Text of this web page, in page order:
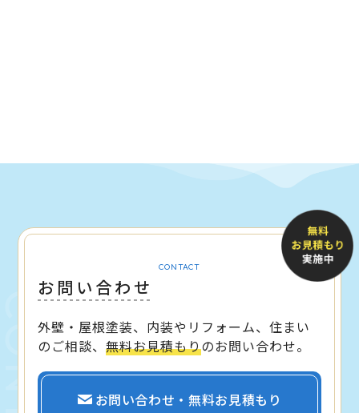
CONTACT
お問い合わせ
外壁・屋根塗装、内装やリフォーム、住まい
のご相談、無料お見積もりのお問い合わせ。
お問い合わせ・無料お見積もり